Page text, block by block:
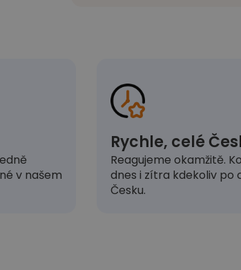
v našem
Rychle, celé
Reagujeme okamžitě.
dnes i zítra kdekoliv po
Česku.